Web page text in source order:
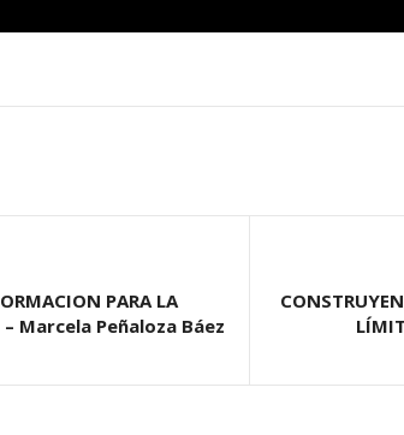
PARA LA
– Marcela Peñaloza Báez